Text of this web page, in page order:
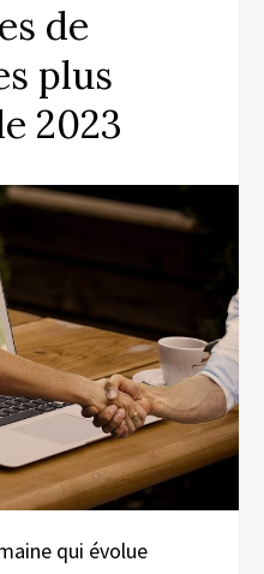
de
plus
2023
qui évolue